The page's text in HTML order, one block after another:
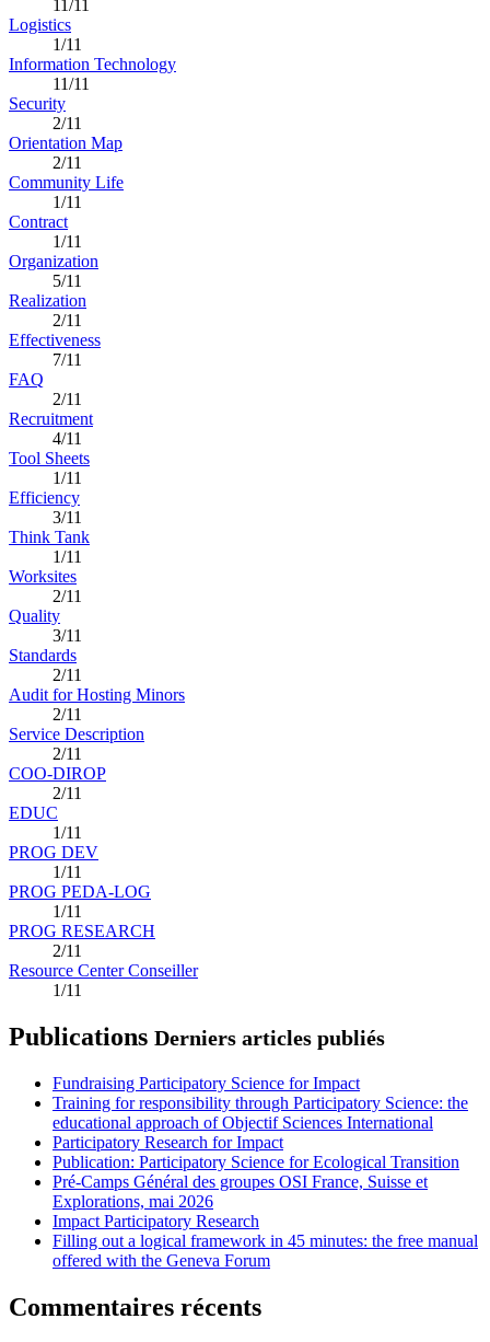
11/11
Logistics
1/11
Information Technology
11/11
Security
2/11
Orientation Map
2/11
Community Life
1/11
Contract
1/11
Organization
5/11
Realization
2/11
Effectiveness
7/11
FAQ
2/11
Recruitment
4/11
Tool Sheets
1/11
Efficiency
3/11
Think Tank
1/11
Worksites
2/11
Quality
3/11
Standards
2/11
Audit for Hosting Minors
2/11
Service Description
2/11
COO-DIROP
2/11
EDUC
1/11
PROG DEV
1/11
PROG PEDA-LOG
1/11
PROG RESEARCH
2/11
Resource Center Conseiller
1/11
Publications Derniers articles publiés
Fundraising Participatory Science for Impact
Training for responsibility through Participatory Science: the
educational approach of Objectif Sciences International
Participatory Research for Impact
Publication: Participatory Science for Ecological Transition
Pré-Camps Général des groupes OSI France, Suisse et
Explorations, mai 2026
Impact Participatory Research
Filling out a logical framework in 45 minutes: the free manual
offered with the Geneva Forum
Commentaires récents